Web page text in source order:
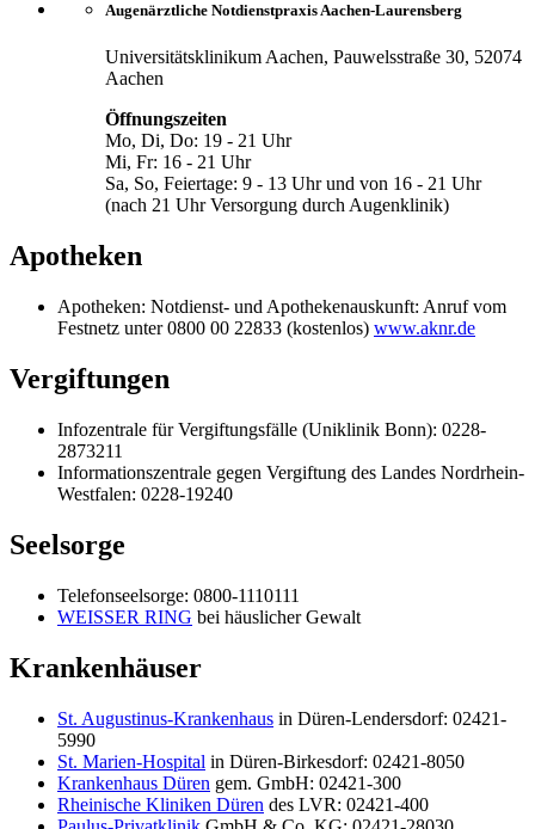
Augenärztliche Notdienstpraxis Aachen-Laurensberg
Universitätsklinikum Aachen, Pauwelsstraße 30, 52074
Aachen
Öffnungszeiten
Mo, Di, Do: 19 - 21 Uhr
Mi, Fr: 16 - 21 Uhr
Sa, So, Feiertage: 9 - 13 Uhr und von 16 - 21 Uhr
(nach 21 Uhr Versorgung durch Augenklinik)
Apotheken
Apotheken: Notdienst- und Apothekenauskunft: Anruf vom
Festnetz unter 0800 00 22833 (kostenlos) www.aknr.de
Vergiftungen
Infozentrale für Vergiftungsfälle (Uniklinik Bonn): 0228-
2873211
Informationszentrale gegen Vergiftung des Landes Nordrhein-
Westfalen: 0228-19240
Seelsorge
Telefonseelsorge: 0800-1110111
WEISSER RING bei häuslicher Gewalt
Krankenhäuser
St. Augustinus-Krankenhaus in Düren-Lendersdorf: 02421-
5990
St. Marien-Hospital in Düren-Birkesdorf: 02421-8050
Krankenhaus Düren gem. GmbH: 02421-300
Rheinische Kliniken Düren des LVR: 02421-400